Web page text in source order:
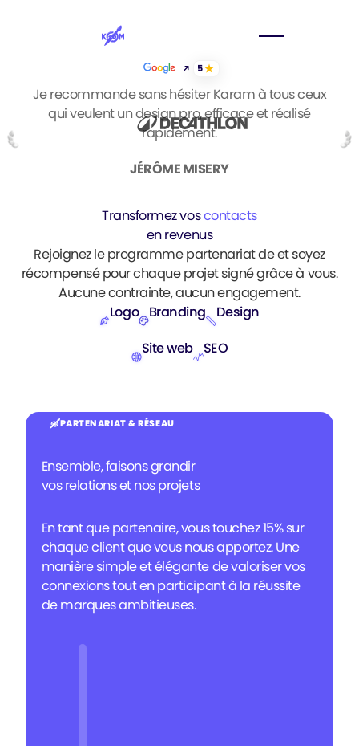
5
Je recommande sans hésiter Karam à tous ceux
qui veulent un design pro, efficace et réalisé
rapidement.
JÉRÔME MISERY
Transformez voscontacts
en revenus
Rejoignez le programme partenariat de et soyez
récompensé pour chaque projet signé grâce à vous.
Aucune contrainte, aucun engagement.
Logo
Branding
Design
Site web
SEO
PARTENARIAT & RÉSEAU
Ensemble, faisons grandir
vos relations et nos projets
En tant que partenaire, vous touchez 15% sur
chaque client que vous nous apportez. Une
manière simple et élégante de valoriser vos
connexions tout en participant à la réussite
de marques ambitieuses.